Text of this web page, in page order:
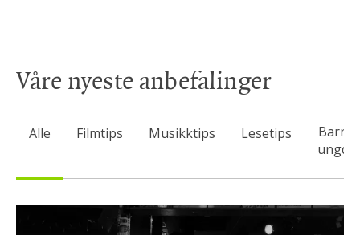
Våre nyeste anbefalinger
Alle Filmtips Musikktips Lesetips
Barn